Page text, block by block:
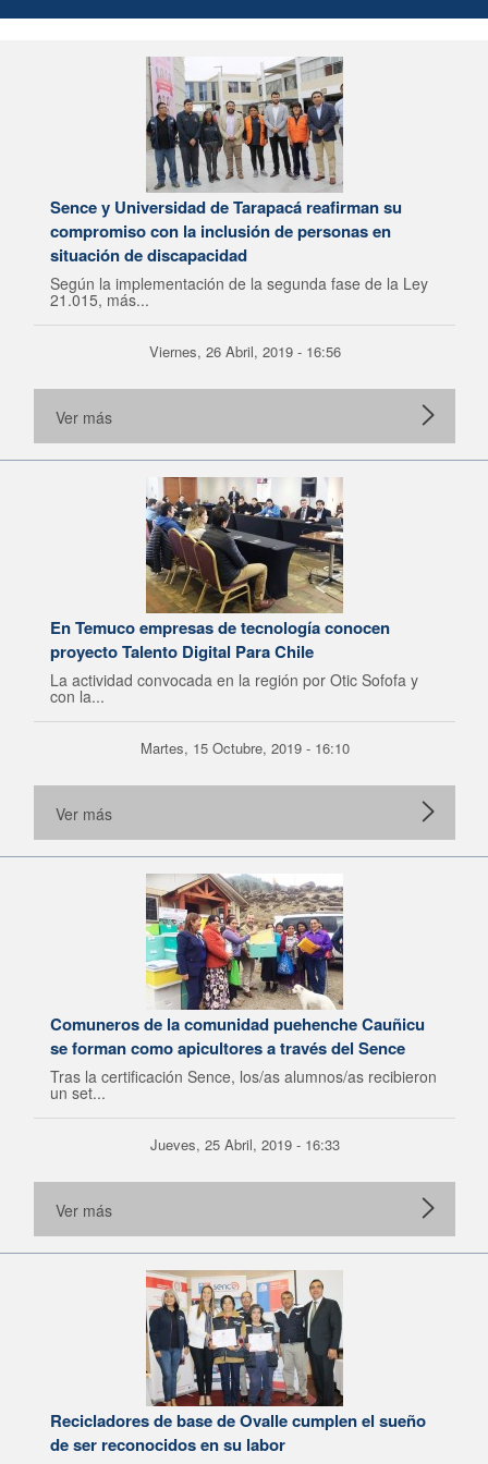
Sence y Universidad de Tarapacá reafirman su
compromiso con la inclusión de personas en
situación de discapacidad
Según la implementación de la segunda fase de la Ley
21.015, más...
Viernes, 26 Abril, 2019 - 16:56
Ver más
En Temuco empresas de tecnología conocen
proyecto Talento Digital Para Chile
La actividad convocada en la región por Otic Sofofa y
con la...
Martes, 15 Octubre, 2019 - 16:10
Ver más
Comuneros de la comunidad puehenche Cauñicu
se forman como apicultores a través del Sence
Tras la certificación Sence, los/as alumnos/as recibieron
un set...
Jueves, 25 Abril, 2019 - 16:33
Ver más
Recicladores de base de Ovalle cumplen el sueño
de ser reconocidos en su labor